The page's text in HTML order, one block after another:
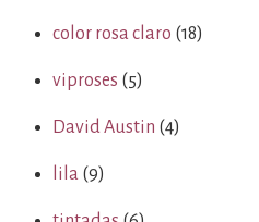
color rosa claro (18)
viproses (5)
David Austin (4)
lila (9)